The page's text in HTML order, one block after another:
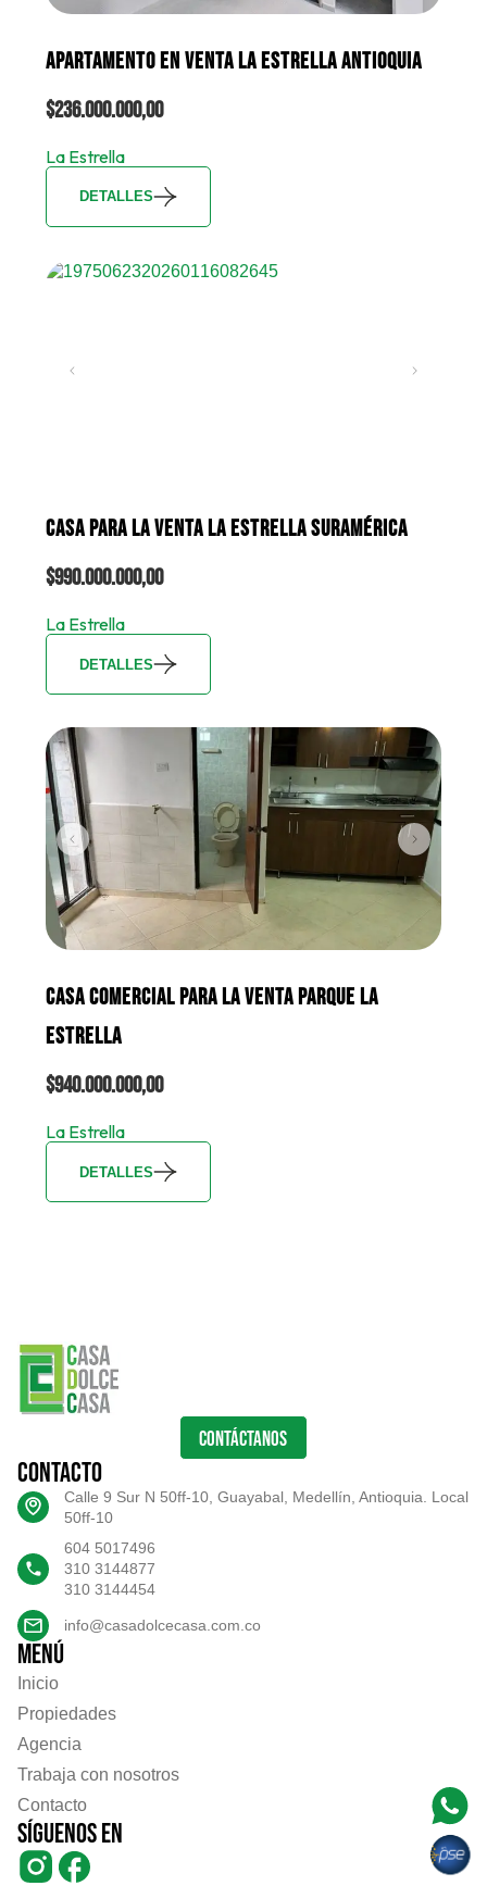
APARTAMENTO EN VENTA LA ESTRELLA ANTIOQUIA
$236.000.000,00
La Estrella
DETALLES
CASA PARA LA VENTA LA ESTRELLA SURAMÉRICA
$990.000.000,00
La Estrella
DETALLES
CASA COMERCIAL PARA LA VENTA PARQUE LA
ESTRELLA
$940.000.000,00
La Estrella
DETALLES
CONTÁCTANOS
Contacto
Calle 9 Sur N 50ff-10, Guayabal, Medellín, Antioquia. Local
50ff-10
604 5017496
310 3144877
310 3144454
info@casadolcecasa.com.co
Menú
Inicio
Propiedades
Agencia
Trabaja con nosotros
Contacto
Síguenos en